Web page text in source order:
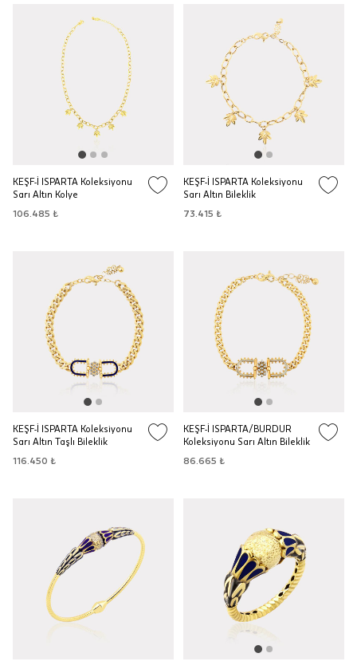
KEŞF-İ ISPARTA Koleksiyonu
Sarı Altın Kolye
106.485 ₺
KEŞF-İ ISPARTA Koleksiyonu
Sarı Altın Bileklik
73.415 ₺
KEŞF-İ ISPARTA Koleksiyonu
Sarı Altın Taşlı Bileklik
116.450 ₺
KEŞF-İ ISPARTA/BURDUR
Koleksiyonu Sarı Altın Bileklik
86.665 ₺